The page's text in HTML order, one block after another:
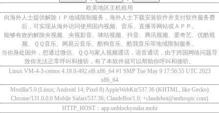
欧美地区主机租用
向海外人士提供解除ＩＰ地域限制服务，海外人士下载安装软件并支付软件服务费
后，可实现从海外访问使用国内视频、音乐、直播等网站或ＡＰＰ。
能够有效的解除央视频、央视影音、咪咕视频、抖音、腾讯视频、爱奇艺、优酷视
频、ＱＱ音乐、网易云音乐、酷狗音乐、酷我音乐等地域限制服务。
当你身处国外，想通过微信、ＱＱ与家人视频通话，语音通话，由于跨国网络问题导
致你无法正常呼叫和接听，有了本软件就可以帮助你呼叫和接听。
Linux VM-4-3-centos 4.18.0-492.el8.x86_64 #1 SMP Tue May 9 17:56:55 UTC 2023
x86_64
Mozilla/5.0 (Linux; Android 14; Pixel 8) AppleWebKit/537.36 (KHTML, like Gecko)
Chrome/131.0.0.0 Mobile Safari/537.36; ClaudeBot/1.0; +claudebot@anthropic.com)
HTTP_HOST：app.unblockyouku.mobi